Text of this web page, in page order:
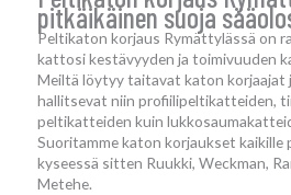
pitkäikäinen suoja
Peltikaton korjaus Rymättylässä on
kattosi kestävyyden ja toimivuuden
Meiltä löytyy taitavat katon
hallitsevat niin profiilipeltikatteiden,
peltikatteiden kuin
Suoritamme katon korjaukset kaikille
kyseessä sitten Ruukki, Weckman,
Metehe.